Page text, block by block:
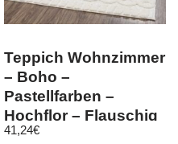
Teppich Wohnzimmer
– Boho –
Pastellfarben –
Hochflor – Flauschig
– Rauten Muster
41,24€